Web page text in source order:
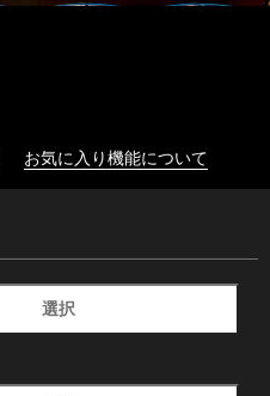
お気に入り機能について
選択